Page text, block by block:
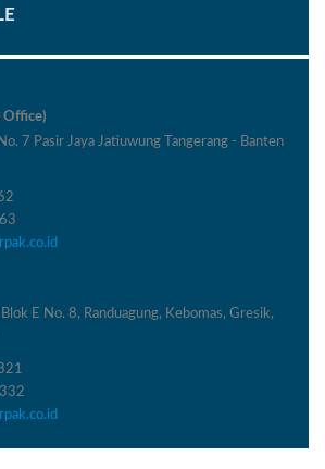
Office)
7 Pasir Jaya Jatiuwung Tangerang - Banten
E No. 8, Randuagung, Kebomas, Gresik,